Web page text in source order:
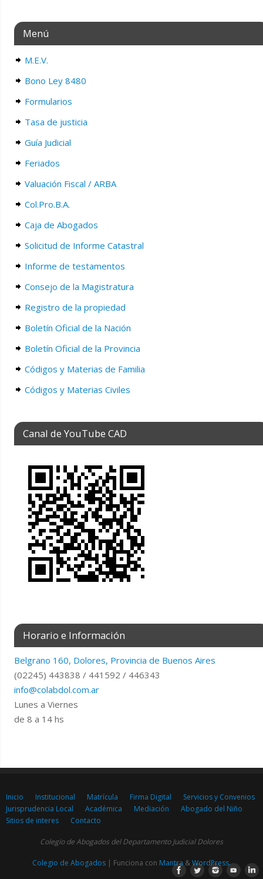
Menú
M.E.V.
Bono Ley 8480
Formularios
Tasa de justicia
Guía Judicial
Feriados
Valuación Fiscal / ARBA
Col.Pro.B.A.
Caja de Abogados
Solicitud de Informe Catastral
Informe de testamentos
Consejo de la Magistratura
Registro de la propiedad
Boletín Oficial de la Nación
Boletín Oficial de la Provincia
Códigos y Materias de Familia
Códigos y Materias Civiles
Canal de YouTube CAD
Horario e Información
Belgrano 160, Dolores, Provincia de Buenos Aires
(02245) 443838 / 441592 / 446343
info@colabdol.com.ar
Lunes a Viernes
de 8 a 14 hs
Inicio Institucional Matrícula Firma Digital
Servicios y Convenios
Jurisprudencia Local
Académica Mediación
Abogado del Niño
Sitios de interes
Contacto
Colegio de Abogados del Departamento Judicial Dolores
Colegio de Abogados | Funciona con Mantra&WordPress.